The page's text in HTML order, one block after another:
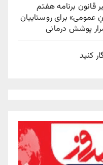
قانون برنامه هفتم
عمومی» برای روستاییان
پوشش درمانی
کنید